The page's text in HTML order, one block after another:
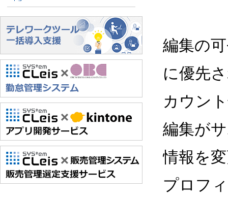
編集の
に優先
カウン
編集が
情報を
プロフ